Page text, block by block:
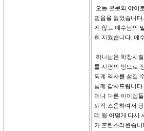
오늘 본문의 야이
믿음을 잃었습니
지 않고 예수님의
히 지켰습니다. 예
하나님은 학창시
를 사명의 땅으로
되게 역사를 섬길
님께 감사드립니
이나 다른 아이템
퇴직 즈음하여서
데 뭘 어떻게 다시
가 혼란스러웠습